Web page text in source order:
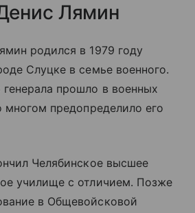
Лямин
родился в 1979 году
Слуцке в семье военного.
прошло в военных
многом предопределило его
Челябинское высшее
училище с отличием. Позже
в Общевойсковой